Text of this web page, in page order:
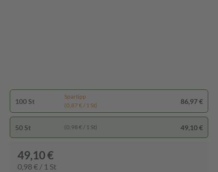
100 St
Spartipp
(0,87 € / 1 St)
86,97 €
50 St (0,98 € / 1 St) 49,10 €
49,10 €
0,98 € / 1 St